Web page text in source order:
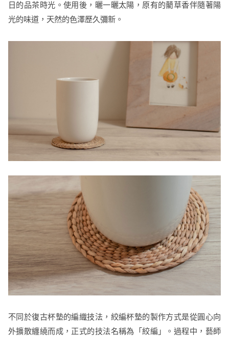
日的品茶時光。使用後，曬一曬太陽，原有的藺草香伴隨著陽
光的味道，天然的色澤歷久彌新。
不同於復古杯墊的編織技法，絞編杯墊的製作方式是從圓心向
外擴散纏繞而成，正式的技法名稱為「絞編」。過程中，藝師